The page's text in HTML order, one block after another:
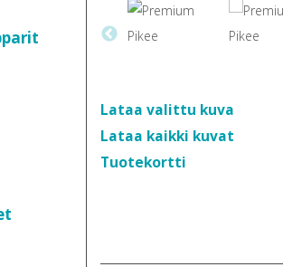
Lataa valittu kuva
Lataa kaikki kuvat
Tuotekortti